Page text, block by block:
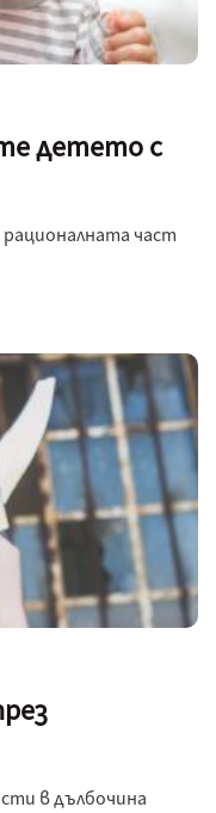
детето с
част
в дълбочина